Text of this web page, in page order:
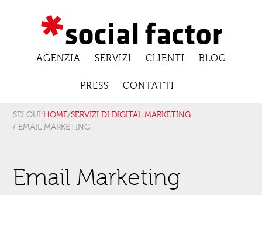
AGENZIA SERVIZI CLIENTI BLOG
PRESS CONTATTI
SEI QUI:HOME/SERVIZI DI DIGITAL MARKETING
/ EMAIL MARKETING
Email Marketing